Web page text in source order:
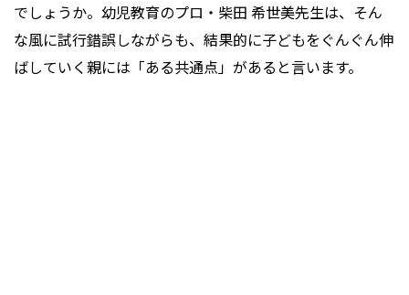
でしょうか。幼児教育のプロ・柴田 希世美先生は、そん
な風に試行錯誤しながらも、結果的に子どもをぐんぐん伸
ばしていく親には「ある共通点」があると言います。